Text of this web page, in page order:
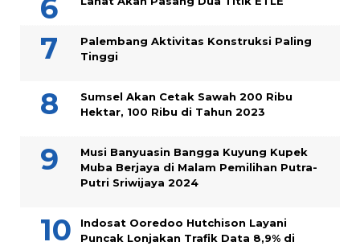
Palembang Aktivitas Konstruksi Paling
Tinggi
Sumsel Akan Cetak Sawah 200 Ribu
Hektar, 100 Ribu di Tahun 2023
Musi Banyuasin Bangga Kuyung Kupek
Muba Berjaya di Malam Pemilihan Putra-
Putri Sriwijaya 2024
Indosat Ooredoo Hutchison Layani
Puncak Lonjakan Trafik Data 8,9% di